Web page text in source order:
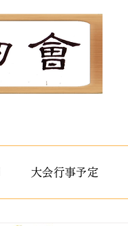
大会行事予定